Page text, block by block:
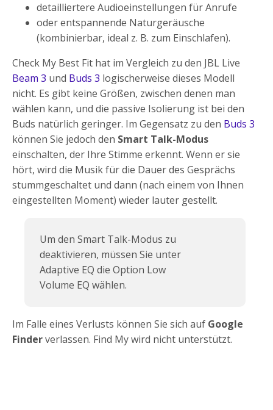
detailliertere Audioeinstellungen für Anrufe
oder entspannende Naturgeräusche
(kombinierbar, ideal z. B. zum Einschlafen).
Check My Best Fit hat im Vergleich zu den JBL Live
Beam 3 und Buds 3 logischerweise dieses Modell
nicht. Es gibt keine Größen, zwischen denen man
wählen kann, und die passive Isolierung ist bei den
Buds natürlich geringer. Im Gegensatz zu den Buds 3
können Sie jedoch den Smart Talk-Modus
einschalten, der Ihre Stimme erkennt. Wenn er sie
hört, wird die Musik für die Dauer des Gesprächs
stummgeschaltet und dann (nach einem von Ihnen
eingestellten Moment) wieder lauter gestellt.
Um den Smart Talk-Modus zu
deaktivieren, müssen Sie unter
Adaptive EQ die Option Low
Volume EQ wählen.
Im Falle eines Verlusts können Sie sich auf Google
Finderverlassen. Find My wird nicht unterstützt.